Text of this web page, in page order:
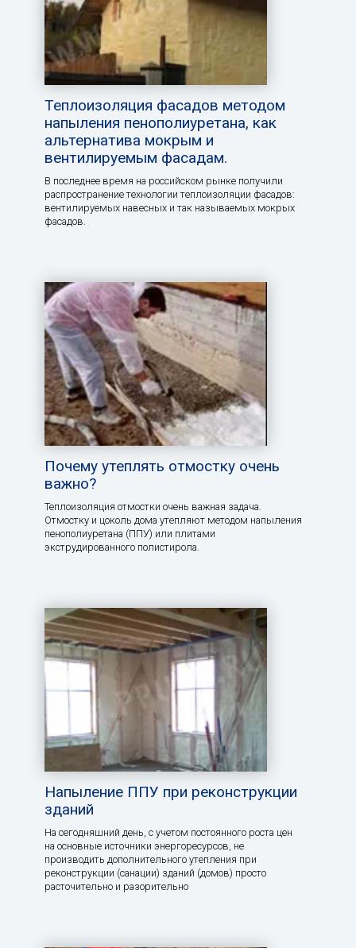
Теплоизоляция фасадов методом
напыления пенополиуретана, как
альтернатива мокрым и
вентилируемым фасадам.
В последнее время на российском рынке получили
распространение технологии теплоизоляции фасадов:
вентилируемых навесных и так называемых мокрых
фасадов.
Почему утеплять отмостку очень
важно?
Теплоизоляция отмостки очень важная задача.
Отмостку и цоколь дома утепляют методом напыления
пенополиуретана (ППУ) или плитами
экструдированного полистирола.
Напыление ППУ при реконструкции
зданий
На сегодняшний день, с учетом постоянного роста цен
на основные источники энергоресурсов, не
производить дополнительного утепления при
реконструкции (санации) зданий (домов) просто
расточительно и разорительно